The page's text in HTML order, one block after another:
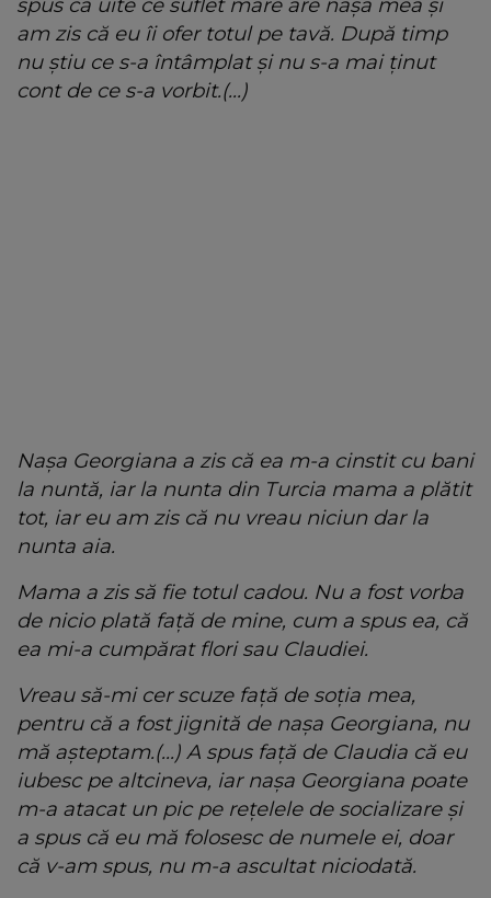
spus că uite ce suflet mare are nașa mea și
am zis că eu îi ofer totul pe tavă. După timp
nu știu ce s-a întâmplat și nu s-a mai ținut
cont de ce s-a vorbit.(...)
Nașa Georgiana a zis că ea m-a cinstit cu bani
la nuntă, iar la nunta din Turcia mama a plătit
tot, iar eu am zis că nu vreau niciun dar la
nunta aia.
Mama a zis să fie totul cadou. Nu a fost vorba
de nicio plată față de mine, cum a spus ea, că
ea mi-a cumpărat flori sau Claudiei.
Vreau să-mi cer scuze față de soția mea,
pentru că a fost jignită de nașa Georgiana, nu
mă așteptam.(...) A spus față de Claudia că eu
iubesc pe altcineva, iar nașa Georgiana poate
m-a atacat un pic pe rețelele de socializare și
a spus că eu mă folosesc de numele ei, doar
că v-am spus, nu m-a ascultat niciodată.